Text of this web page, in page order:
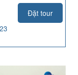
Đặt tour